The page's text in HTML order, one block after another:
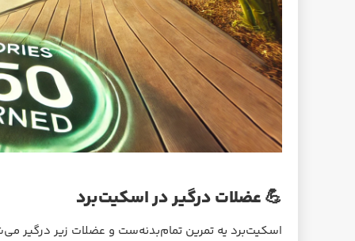
💪 عضلات درگیر در اسکیت‌برد
اسکیت‌برد یه تمرین تمام‌بدنه‌ست و عضلات زیر درگیر